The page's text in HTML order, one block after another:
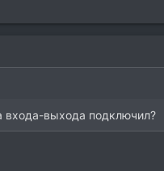
входа-выхода подключил?